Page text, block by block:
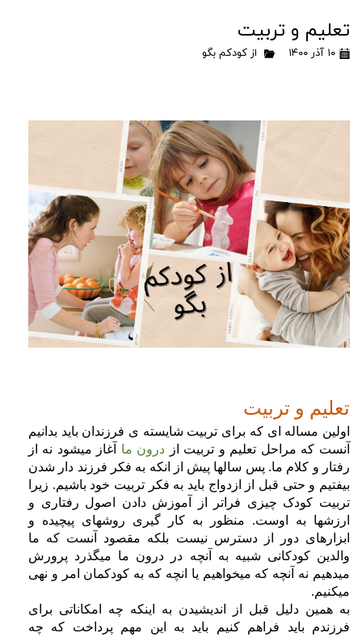
تعلیم و تربیت
۱۰ آذر ۱۴۰۰ از کودکم بگو
تعلیم و تربیت
اولین مساله ای که برای تربیت شایسته ی فرزندان باید بدانیم
آنست که مراحل تعلیم و تربیت از درون ما
آغاز میشود نه از
رفتار و کلام ما. پس سالها پیش از انکه به فکر فرزند دار شدن
بیفتیم و حتی قبل از ازدواج باید به فکر تربیت خود باشیم. زیرا
تربیت کودک چیزی فراتر از آموزش دادن اصول رفتاری و
ارزشها به اوست. منظور به کار گیری روشهای پیچیده و
ابزارهای دور از دسترس نیست بلکه مقصود آنست که ما
والدین کودکانی شبیه به آنچه در درون ما میگذرد پرورش
میدهیم نه آنچه که میخواهیم یا انچه که به کودکمان امر و نهی
میکنیم.
به همین دلیل قبل از اندیشیدن به اینکه چه امکاناتی برای
فرزندم باید فراهم کنیم باید به این مهم پرداخت که چه